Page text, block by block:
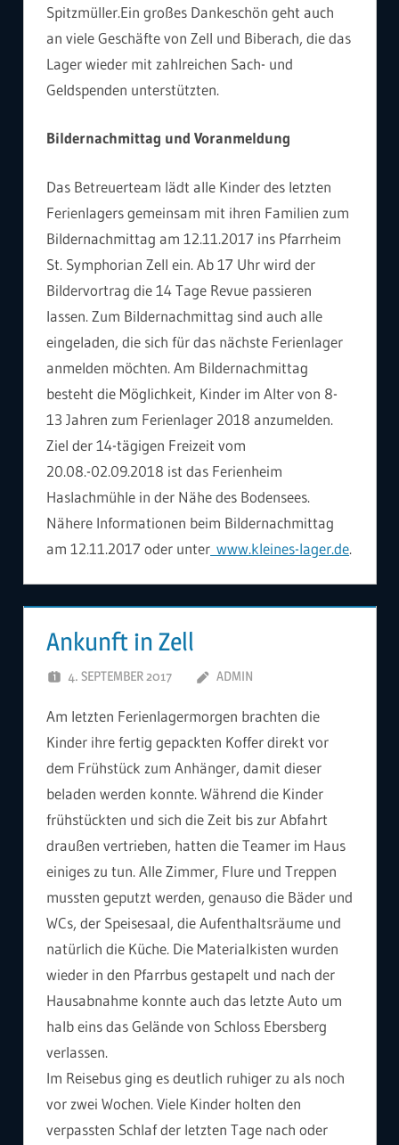
Spitzmüller.Ein großes Dankeschön geht auch
an viele Geschäfte von Zell und Biberach, die das
Lager wieder mit zahlreichen Sach- und
Geldspenden unterstützten.
Bildernachmittag und Voranmeldung
Das Betreuerteam lädt alle Kinder des letzten
Ferienlagers gemeinsam mit ihren Familien zum
Bildernachmittag am 12.11.2017 ins Pfarrheim
St. Symphorian Zell ein. Ab 17 Uhr wird der
Bildervortrag die 14 Tage Revue passieren
lassen. Zum Bildernachmittag sind auch alle
eingeladen, die sich für das nächste Ferienlager
anmelden möchten. Am Bildernachmittag
besteht die Möglichkeit, Kinder im Alter von 8-
13 Jahren zum Ferienlager 2018 anzumelden.
Ziel der 14-tägigen Freizeit vom
20.08.-02.09.2018 ist das Ferienheim
Haslachmühle in der Nähe des Bodensees.
Nähere Informationen beim Bildernachmittag
am 12.11.2017 oder unter www.kleines-lager.de.
Ankunft in Zell
4. SEPTEMBER 2017 ADMIN
Am letzten Ferienlagermorgen brachten die
Kinder ihre fertig gepackten Koffer direkt vor
dem Frühstück zum Anhänger, damit dieser
beladen werden konnte. Während die Kinder
frühstückten und sich die Zeit bis zur Abfahrt
draußen vertrieben, hatten die Teamer im Haus
einiges zu tun. Alle Zimmer, Flure und Treppen
mussten geputzt werden, genauso die Bäder und
WCs, der Speisesaal, die Aufenthaltsräume und
natürlich die Küche. Die Materialkisten wurden
wieder in den Pfarrbus gestapelt und nach der
Hausabnahme konnte auch das letzte Auto um
halb eins das Gelände von Schloss Ebersberg
verlassen.
Im Reisebus ging es deutlich ruhiger zu als noch
vor zwei Wochen. Viele Kinder holten den
verpassten Schlaf der letzten Tage nach oder